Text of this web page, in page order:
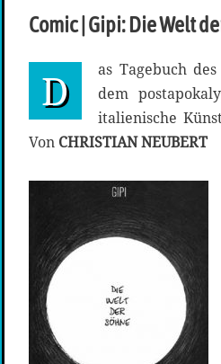
Comic | Gipi: Die Welt
D
as Tagebuch
dem
italienische
Von CHRISTIAN NEUBERT